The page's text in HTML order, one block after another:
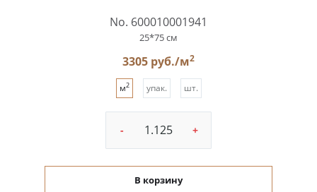
No. 600010001941
25*75 см
3305 руб./м2
м2 упак. шт.
- +
В корзину